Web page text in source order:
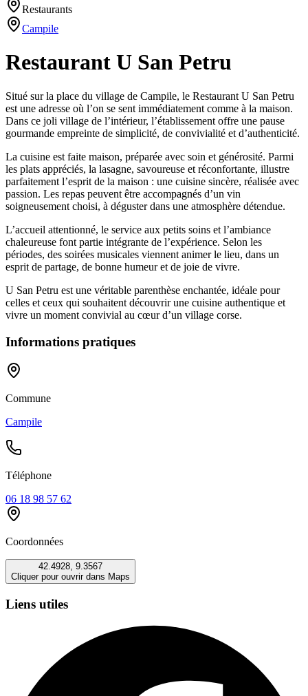
Restaurants
Campile
Restaurant U San Petru
Situé sur la place du village de Campile, le Restaurant U San Petru
est une adresse où l’on se sent immédiatement comme à la maison.
Dans ce joli village de l’intérieur, l’établissement offre une pause
gourmande empreinte de simplicité, de convivialité et d’authenticité.
La cuisine est faite maison, préparée avec soin et générosité. Parmi
les plats appréciés, la lasagne, savoureuse et réconfortante, illustre
parfaitement l’esprit de la maison : une cuisine sincère, réalisée avec
passion. Les repas peuvent être accompagnés d’un vin
soigneusement choisi, à déguster dans une atmosphère détendue.
L’accueil attentionné, le service aux petits soins et l’ambiance
chaleureuse font partie intégrante de l’expérience. Selon les
périodes, des soirées musicales viennent animer le lieu, dans un
esprit de partage, de bonne humeur et de joie de vivre.
U San Petru est une véritable parenthèse enchantée, idéale pour
celles et ceux qui souhaitent découvrir une cuisine authentique et
vivre un moment convivial au cœur d’un village corse.
Informations pratiques
Commune
Campile
Téléphone
06 18 98 57 62
Coordonnées
42.4928, 9.3567
Cliquer pour ouvrir dans Maps
Liens utiles